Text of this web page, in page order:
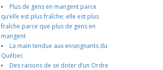
Plus de gens en mangent parce
qu’elle est plus fraîche; elle est plus
fraîche parce que plus de gens en
mangent
La main tendue aux enseignants du
Québec
Des raisons de se doter d’un Ordre